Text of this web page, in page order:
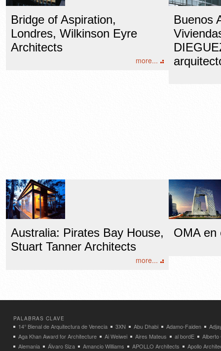
Bridge of Aspiration,
Londres, Wilkinson Eyre
Architects
more...
Buenos
Australia: Pirates Bay House,
Stuart Tanner Architects
more...
OMA en
PALABRAS CLAVE
14° Bienal de Arquitectura de Venecia 3XN Abu Dhabi Adamo-Faiden
Aga Khan Award for Architecture
Ai Weiwei Aires Mateus al bordE
Alberto
Alemania
Álvaro Siza Amancio Williams APOLLO Architects
Apollo